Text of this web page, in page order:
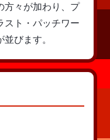
方々が加わり、プ
スト・パッチワー
びます。